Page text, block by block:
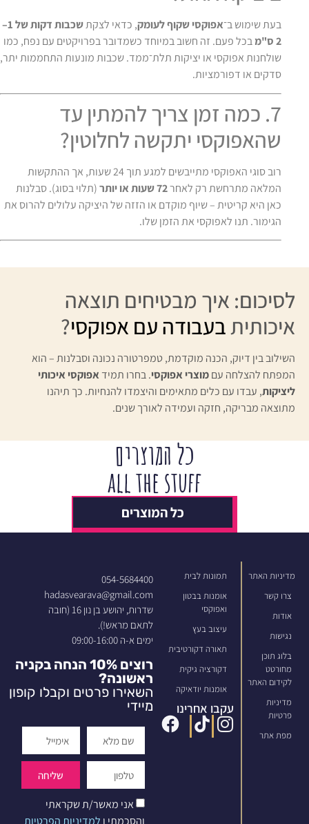
בעת שימוש ב־אפוקסי שקוף לעומק, כדאי לצקת
שכבות דקות של 1–
2 ס"מ
בכל פעם. זה חשוב במיוחד כשמדובר בפרויקטים עם נפח, כמו
שולחנות אפוקסי או יציקות תלת־ממד. שכבות מונעות התחממות יתר,
סדקים או דפורמציות.
7. כמה זמן צריך להמתין עד
שהאפוקסי יתקשה לחלוטין?
רוב סוגי האפוקסי מתייבשים למגע תוך 24 שעות, אך ההתקשות
המלאה מתרחשת רק לאחר72 שעות או יותר
(תלוי בסוג). סבלנות
כאן היא קריטית – שיוף מוקדם או הזזה של היציקה עלולים להרוס את
הגימור. תנו לאפוקסי את הזמן שלו.
לסיכום: איך מבטיחים תוצאה
איכותיתבעבודה עם אפוקסי?
השילוב בין דיוק, הכנה מוקדמת, טמפרטורה נכונה וסבלנות – הוא
המפתח להצלחה עםמוצרי אפוקסי. בחרו תמיד אפוקסי איכותי
ליציקות, עבדו עם כלים מתאימים והיצמדו להנחיות. כך תיהנו
מתוצאה מבריקה, חזקה ועמידה לאורך שנים.
כל המוצרים
all the stuff
כל המוצרים
מדיניות האתר
צרו קשר
אודות
נגישות
בלוג תוכן
מחורטט
לקידום האתר
מדיניות
פרטיות
מפת אתר
תמונות לבית
אומנות בבטון
ואפוקסי
עיצוב בעץ
תאורה דקורטיבית
דקורציה גיקית
אומנות יודאיקה
עקבו אחרינו
054-5684400
hadasvearava@gmail.com
שדרות, יהושע בן נון 16 (חובה
לתאם מראש!).
ימים א-ה 09:00-16:00
רוצים 10% הנחה בקניה
ראשונה?
השאירו פרטים וקבלו קופון
מיידי
אני מאשר/ת שקראתי
והסכמתי ו למדיניות הפרטיות
שליחה